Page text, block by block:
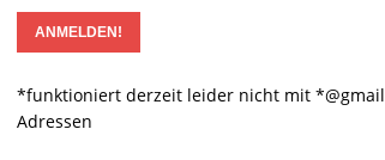
*funktioniert derzeit leider nicht mit *@gmail
Adressen